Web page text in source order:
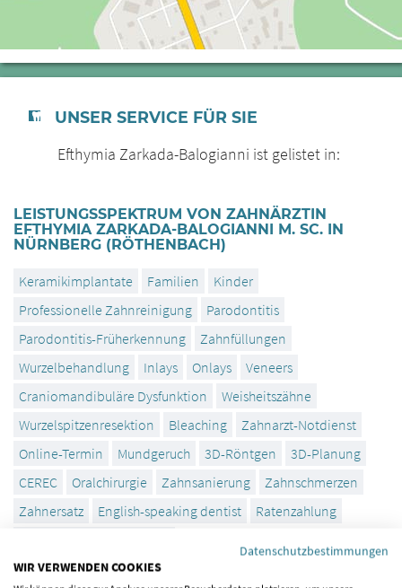
UNSER SERVICE FÜR SIE
Efthymia Zarkada-Balogianni ist gelistet in:
LEISTUNGSSPEKTRUM VON ZAHNÄRZTIN
EFTHYMIA ZARKADA-BALOGIANNI M. SC. IN
NÜRNBERG (RÖTHENBACH)
Keramikimplantate Familien
Kinder
Professionelle Zahnreinigung
Parodontitis
Parodontitis-Früherkennung
Zahnfüllungen
Wurzelbehandlung
Inlays Onlays
Veneers
Craniomandibuläre Dysfunktion
Weisheitszähne
Wurzelspitzenresektion
Bleaching
Zahnarzt-Notdienst
Online-Termin
Mundgeruch 3D-Röntgen
3D-Planung
CEREC
Oralchirurgie Zahnsanierung
Zahnschmerzen
Zahnersatz
English-speaking dentist
Ratenzahlung
Datenschutzbestimmungen
WIR VERWENDEN COOKIES